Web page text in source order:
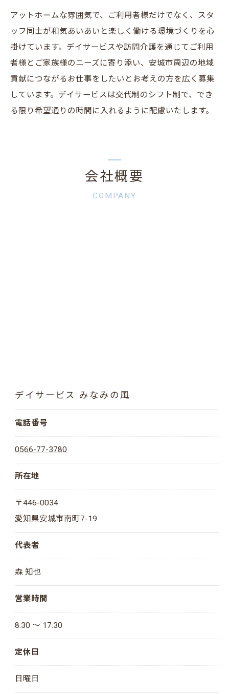
アットホームな雰囲気で、ご利用者様だけでなく、スタ
ッフ同士が和気あいあいと楽しく働ける環境づくりを心
掛けています。デイサービスや訪問介護を通じてご利用
者様とご家族様のニーズに寄り添い、安城市周辺の地域
貢献につながるお仕事をしたいとお考えの方を広く募集
しています。デイサービスは交代制のシフト制で、でき
る限り希望通りの時間に入れるように配慮いたします。
会社概要
COMPANY
デイサービス みなみの風
電話番号
0566-77-3780
所在地
〒446-0034
愛知県安城市南町7-19
代表者
森 知也
営業時間
8:30 ～ 17:30
定休日
日曜日